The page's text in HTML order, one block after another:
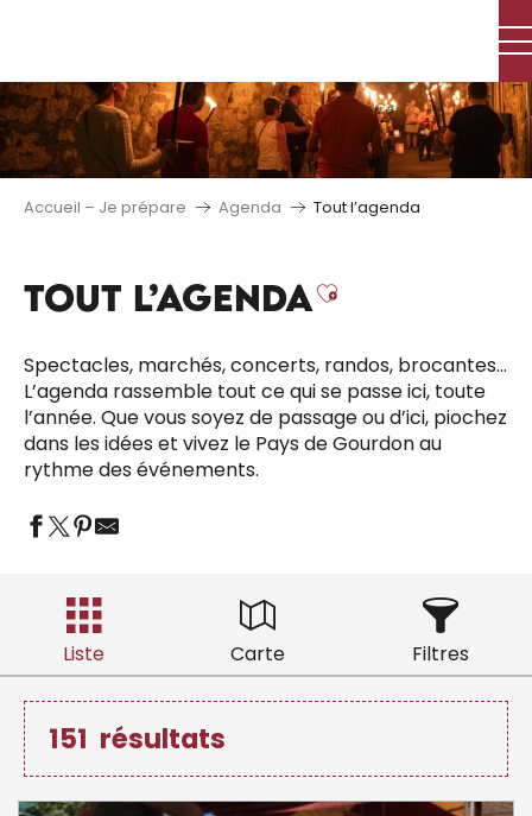
principal
Accueil – Je prépare Agenda Tout l’agenda
TOUT L’AGENDAAjouter aux
Spectacles, marchés, concerts, randos, brocantes…
L’agenda rassemble tout ce qui se passe ici, toute
l’année. Que vous soyez de passage ou d’ici, piochez
dans les idées et vivez le Pays de Gourdon au
rythme des événements.
Liste Carte Filtres
151 résultats